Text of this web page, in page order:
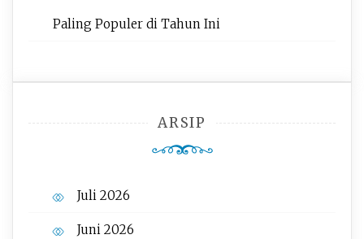
Paling Populer di Tahun Ini
ARSIP
Juli 2026
Juni 2026